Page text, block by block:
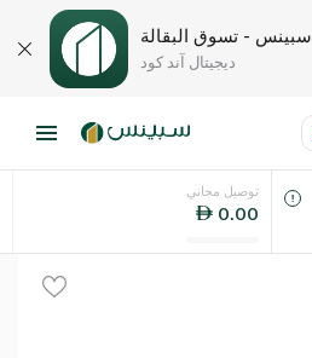
سبينس - تسوق البقالة
ديجيتال آند كود
اللغةتوصيل مجاني
0.00